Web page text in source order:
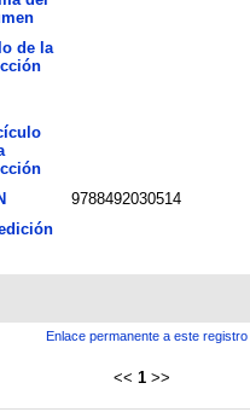
de la
9788492030514
Enlace permanente a este registro
<< 1 >>